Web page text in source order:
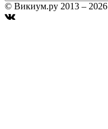
© Викиум.ру 2013 – 2026